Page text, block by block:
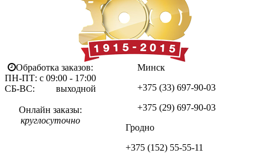
Обработка заказов:
ПН-ПТ: с 09:00 - 17:00
СБ-ВС: выходной
Онлайн заказы:
круглосуточно
Минск
+375 (33) 697-90-03
+375 (29) 697-90-03
Гродно
+375 (152) 55-55-11